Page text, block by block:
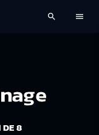
search menu
DE 8